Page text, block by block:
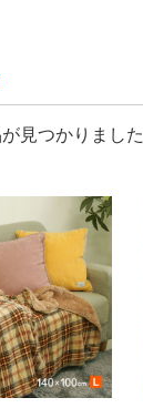
見つかりました